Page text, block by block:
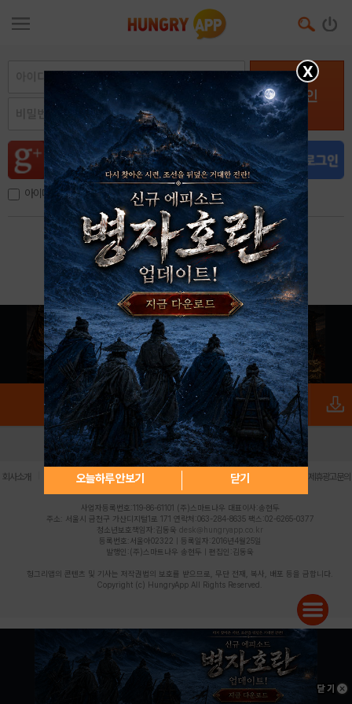
로그인
아이디, 이메일 저장
아이디 / 비밀번호 찾기 회원가입
X
오늘하루 안보기 닫기
로그인 PC버전 전체앱
회사소개 | 개인정보 처리방침 불법촬영물 신고센터 제휴광고문의
사업자등록번호:119-86-61101 (주)스마트나우 대표이사:송현두
주소: 서울시 금천구 가산디지털1로 171 연락처:063-284-8635 팩스:02-6265-0377
청소년보호책임자:김동욱 desk@hungryapp.co.kr
등록번호:서울아02322 | 등록일자:2016년4월25일
발행인:(주)스마트나우 송현두 | 편집인:김동욱
헝그리앱의 콘텐츠 및 기사는 저작권법의 보호를 받으므로, 무단 전재, 복사, 배포 등을 금합니다.
Copyright (c) HungryApp All Rights Reserved.